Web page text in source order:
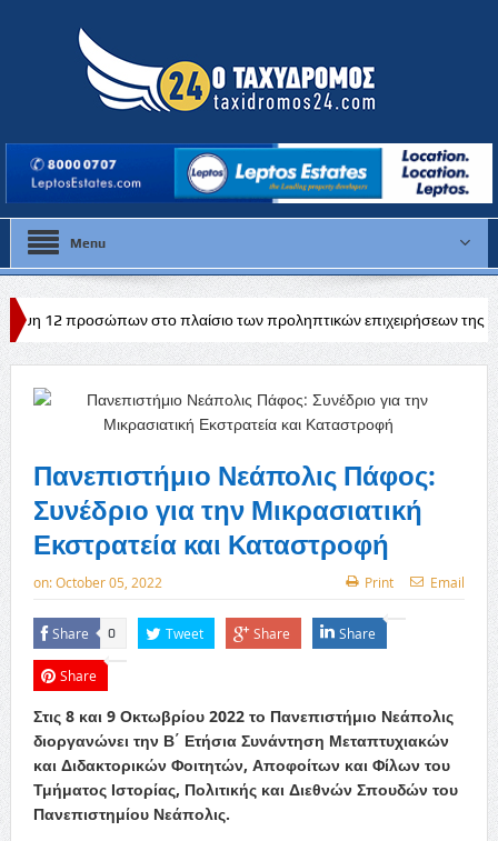
Menu
στο πλαίσιο των προληπτικών επιχειρήσεων της Αστυνομίας.
Πανεπιστήμιο Νεάπολις Πάφος:
Συνέδριο για την Μικρασιατική
Εκστρατεία και Καταστροφή
on:October 05, 2022 Print Email
Share 0 Tweet Share Share
Share
Στις 8 και 9 Οκτωβρίου 2022 το Πανεπιστήμιο Νεάπολις
διοργανώνει την Β΄ Ετήσια Συνάντηση Μεταπτυχιακών
και Διδακτορικών Φοιτητών, Αποφοίτων και Φίλων του
Τμήματος Ιστορίας, Πολιτικής και Διεθνών Σπουδών του
Πανεπιστημίου Νεάπολις.